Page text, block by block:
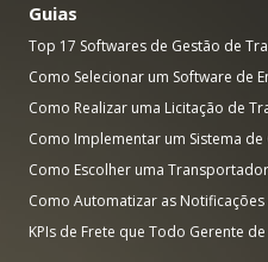
Guias
Top 17 Softwares de Gestão de
Como Selecionar um Software de
Como Realizar uma Licitação de
Como Implementar um Sistema
Como Escolher uma
Como Automatizar as Notificações
KPIs de Frete que Todo Gerente